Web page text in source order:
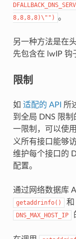
8,8,8,8)\"") 。
另一种方法是在
先包含在 lwIP 钩
限制
如 适配的 API
所
到全局 DNS 限
一限制，可以使用
义所有接口能够
维护每个接口的
配置。
通过网络数据库
getaddrinfo() 和
DNS_MAX_HOST_IP